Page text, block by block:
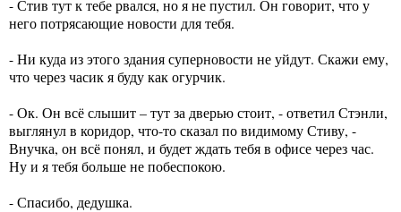
- Стив тут к тебе рвался, но я не пустил. Он говорит, что у
него потрясающие новости для тебя.
- Ни куда из этого здания суперновости не уйдут. Скажи ему,
что через часик я буду как огурчик.
- Ок. Он всё слышит – тут за дверью стоит, - ответил Стэнли,
выглянул в коридор, что-то сказал по видимому Стиву, -
Внучка, он всё понял, и будет ждать тебя в офисе через час.
Ну и я тебя больше не побеспокою.
- Спасибо, дедушка.